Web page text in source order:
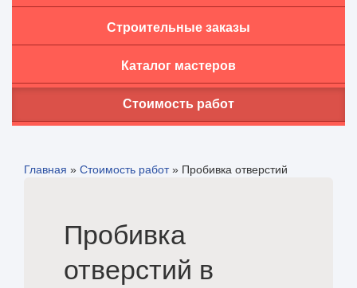
Строительные заказы
Каталог мастеров
Стоимость работ
Главная » Стоимость работ» Пробивка отверстий
Пробивка
отверстий в